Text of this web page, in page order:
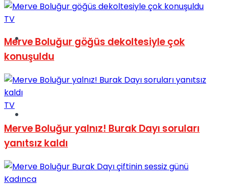
Sinema
TV
Merve Boluğur göğüs dekoltesiyle çok
konuşuldu
TV
Merve Boluğur yalnız! Burak Dayı soruları
yanıtsız kaldı
Kadınca